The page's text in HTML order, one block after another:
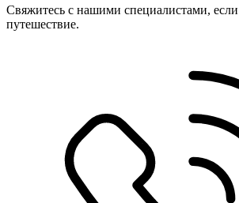
Свяжитесь с нашими специалистами,
путешествие.